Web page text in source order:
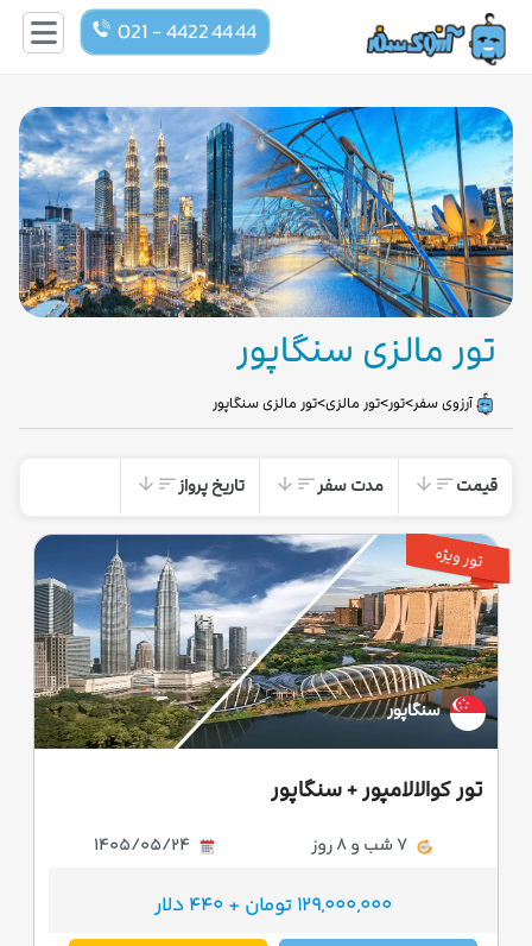
021 - 4422 44 44
تور مالزی سنگاپور
آرزوی سفر>تور>تور مالزی>تور مالزی سنگاپور
قیمت arrow_downward sort مدت سفر arrow_downward sort تاریخ پرواز arrow_downward sort
تور ویژه
سنگاپور
تور کوالالامپور + سنگاپور
129,000,000 تومان + 440 دلار